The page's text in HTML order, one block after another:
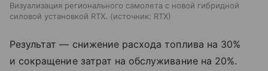
Визуализация регионального самолета с новой гибридной
силовой установкой RTX.
источник: RTX
Результат — снижение расхода топлива на 30%
и сокращение затрат на обслуживание на 20%.